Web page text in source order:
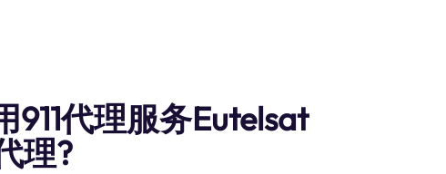
911代理服务Eutelsat
理?